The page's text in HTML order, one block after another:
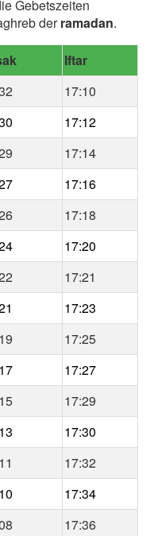
Gebetszeiten
derramadan.
Iftar
17:10
17:12
17:14
17:16
17:18
17:20
17:21
17:23
17:25
17:27
17:29
17:30
17:32
17:34
17:36